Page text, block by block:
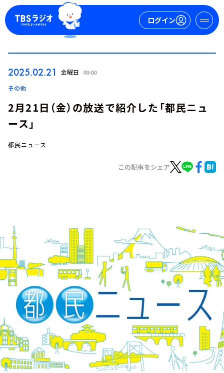
ログイン
イベント・グッズ
YouTube
会社情報
2025.02.21 金曜日 00:00
その他
2月21日（金）の放送で紹介した「都民ニュ
ース」
都民ニュース
この記事をシェア